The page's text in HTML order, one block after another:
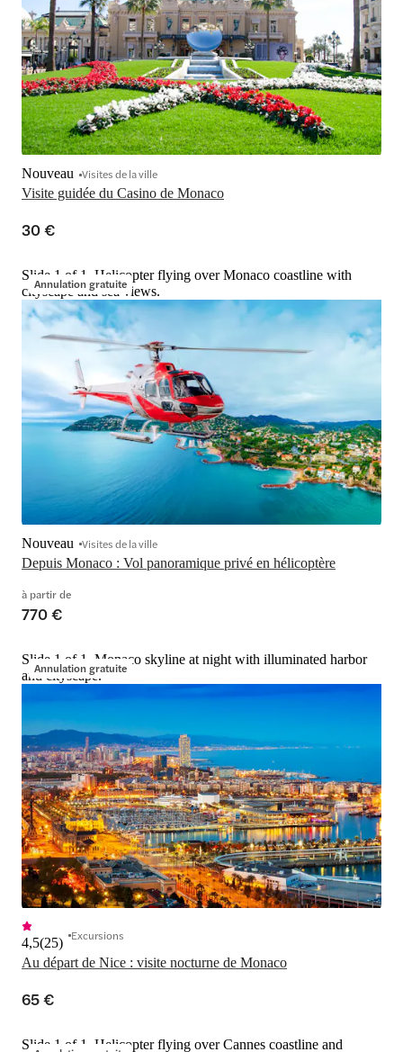
Visite guidée du Casino de Monaco
Nouveau Visites de la ville
30 €
Annulation gratuite
Slide 1 of 1, Helicopter flying over Monaco coastline with
cityscape and sea views.
Depuis Monaco : Vol panoramique privé en hélicoptère
Nouveau Visites de la ville
à partir de
770 €
Annulation gratuite
Slide 1 of 1, Monaco skyline at night with illuminated harbor
and cityscape.
Au départ de Nice : visite nocturne de Monaco
4,5(25) Excursions
65 €
Slide 1 of 1, Helicopter flying over Cannes coastline and